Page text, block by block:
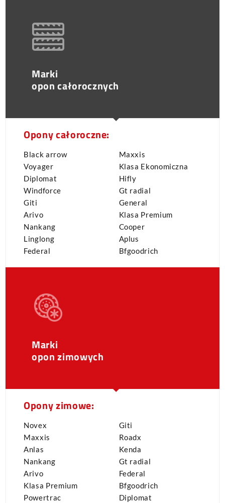
Opony całoroczne:
Black arrow
Voyager
Diplomat
Windforce
Giti
Arivo
Nankang
Linglong
Federal
Maxxis
Klasa Ekonomiczna
Hifly
Gt radial
General
Klasa Premium
Cooper
Aplus
Bfgoodrich
Marki
opon całorocznych
Opony zimowe:
Novex
Maxxis
Anlas
Nankang
Arivo
Klasa Premium
Powertrac
Giti
Roadx
Kenda
Gt radial
Federal
Bfgoodrich
Diplomat
Marki
opon zimowych